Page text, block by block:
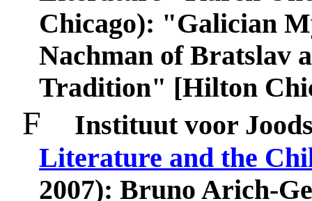
Chicago): "Galician
Nachman of Bratslav
Tradition" [Hilton
F
Instituut voor
Literature and the
2007): Bruno Arich-